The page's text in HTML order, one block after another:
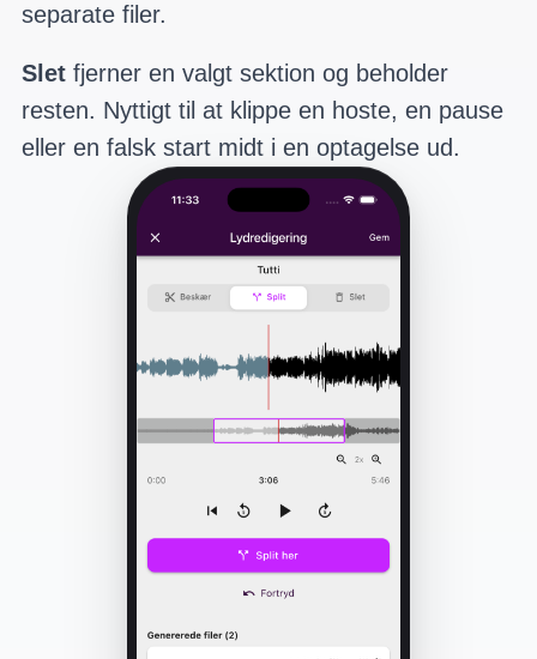
separate filer.
Slet fjerner en valgt sektion og beholder
resten. Nyttigt til at klippe en hoste, en pause
eller en falsk start midt i en optagelse ud.